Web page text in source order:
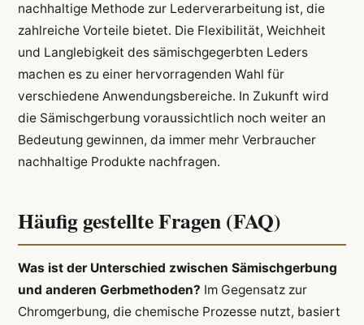
nachhaltige Methode zur Lederverarbeitung ist, die
zahlreiche Vorteile bietet. Die Flexibilität, Weichheit
und Langlebigkeit des sämischgegerbten Leders
machen es zu einer hervorragenden Wahl für
verschiedene Anwendungsbereiche. In Zukunft wird
die Sämischgerbung voraussichtlich noch weiter an
Bedeutung gewinnen, da immer mehr Verbraucher
nachhaltige Produkte nachfragen.
Häufig gestellte Fragen (FAQ)
Was ist der Unterschied zwischen Sämischgerbung
und anderen Gerbmethoden? Im Gegensatz zur
Chromgerbung, die chemische Prozesse nutzt, basiert